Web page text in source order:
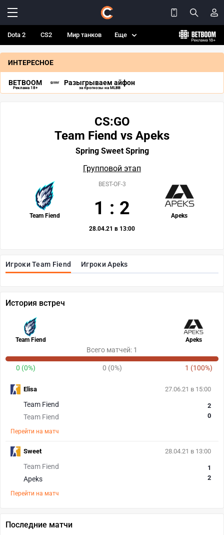
Dota 2 CS2 Мир танков Еще
ИНТЕРЕСНОЕ
BETBOOM
Реклама 18+
Разыгрываем айфон
за прогнозы на MLBB
Игроки Team Fiend Игроки Apeks
CS:GO
Team Fiend vs Apeks
Spring Sweet Spring
Групповой этап
Team Fiend Apeks
BEST-OF-3
1 : 2
28.04.21 в 13:00
История встреч
Team Fiend Apeks
Всего матчей: 1
0 (0%) 0 (0%) 1 (100%)
27.06.21 в 15:00
Team Fiend
Team Fiend
2
0
Перейти на матч
Elisa
28.04.21 в 13:00
Team Fiend
Apeks
1
2
Перейти на матч
Sweet
Последние матчи